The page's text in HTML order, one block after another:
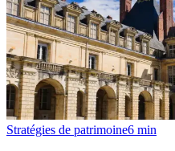
Stratégies de patrimoine6 min